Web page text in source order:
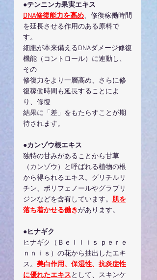
●テンニンカ果実エキス
DNA修復能力を高め、修復稼働時間
を延長させる作用のある原料で
す。
細胞が本来備えるDNAダメージ修復
機能（コントロール）に連動し、
その
修復力をより一層高め、さらに修
復稼働時間も延長することによ
り、修復
結果に「差」をもたらすことが期
待されます。
●カンゾウ根エキス
独特の甘みがあることから甘草
（カンゾウ）と呼ばれる植物の根
から得られるエキス。グリチルリ
チン、ポリフェノールやグラブリ
ジンなどを含有しています。 肌を
落ち着かせる働きがあります。
●ヒナギク
ヒナギク（Ｂｅｌｌｉｓ ｐｅｒｅ
ｎｎｉｓ）の花から抽出したエキ
ス。 美白作用、保湿性、抗炎症性
に優れたエキスとして、スキンケ